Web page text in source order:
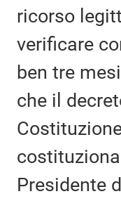
ricorso
verificare
ben tre
che il
Presidente